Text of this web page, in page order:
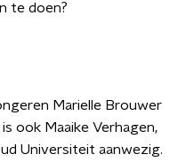
te doen?
Marielle Brouwer
ook Maaike Verhagen,
Universiteit aanwezig.